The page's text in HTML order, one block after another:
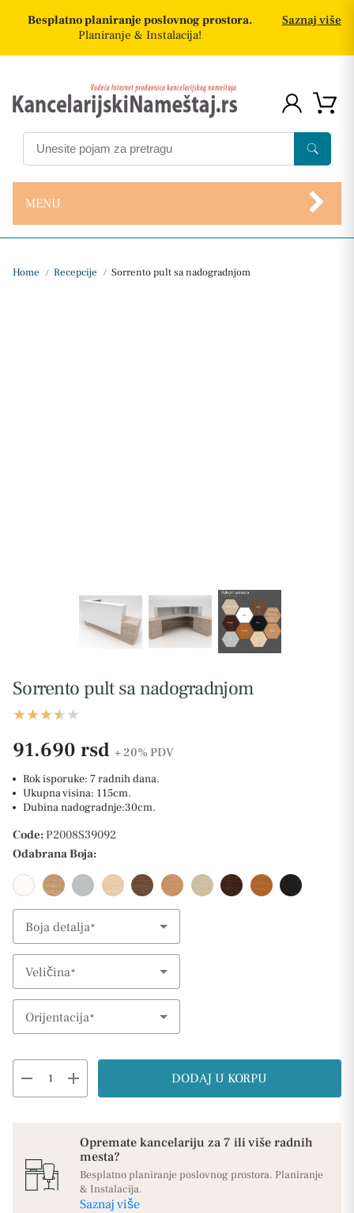
Besplatno planiranje poslovnog prostora.
Planiranje & Instalacija!
Saznaj više
MENU
Home / Recepcije / Sorrento pult sa nadogradnjom
Sorrento pult sa nadogradnjom
91.690 rsd + 20% PDV
Rok isporuke: 7 radnih dana.
Ukupna visina: 115cm.
Dubina nadogradnje:30cm.
Code: P2008S39092
Odabrana Boja:
Boja detalja
Select Option
Veličina
Select Option
Orijentacija
Select Option
remove add DODAJ U KORPU
Opremate kancelariju za 7 ili više radnih
mesta?
Besplatno planiranje poslovnog prostora. Planiranje
& Instalacija.
Saznaj više